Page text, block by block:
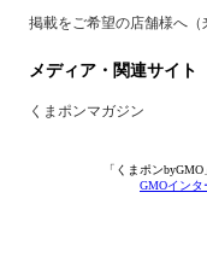
掲載をご希望の店舗様へ（
メディア・関連サイト
くまポンマガジン
「くまポン
GMOイン